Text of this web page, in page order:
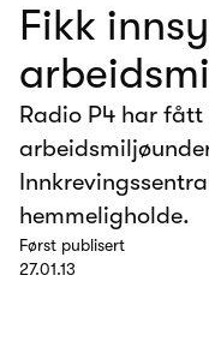
Fikk
Radio P4 har fått
hemmeligholde.
Først publisert
27.01.13